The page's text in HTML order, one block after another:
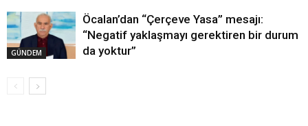
GÜNDEM
Öcalan’dan “Çerçeve Yasa” mesajı:
“Negatif yaklaşmayı gerektiren bir durum
da yoktur”